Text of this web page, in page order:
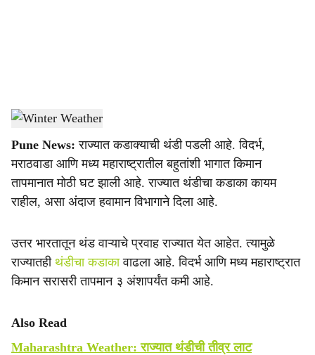
a
r
Winter Weather-Agrowon
Pune News: राज्यात कडाक्याची थंडी पडली आहे. विदर्भ,
मराठवाडा आणि मध्य महाराष्ट्रातील बहुतांशी भागात किमान
तापमानात मोठी घट झाली आहे. राज्यात थंडीचा कडाका कायम
राहील, असा अंदाज हवामान विभागाने दिला आहे.
उत्तर भारतातून थंड वाऱ्याचे प्रवाह राज्यात येत आहेत. त्यामुळे
राज्यातहीथंडीचा कडाकावाढला आहे. विदर्भ आणि मध्य महाराष्ट्रात
किमान सरासरी तापमान ३ अंशापर्यंत कमी आहे.
Also Read
Maharashtra Weather: राज्यात थंडीची तीव्र लाट